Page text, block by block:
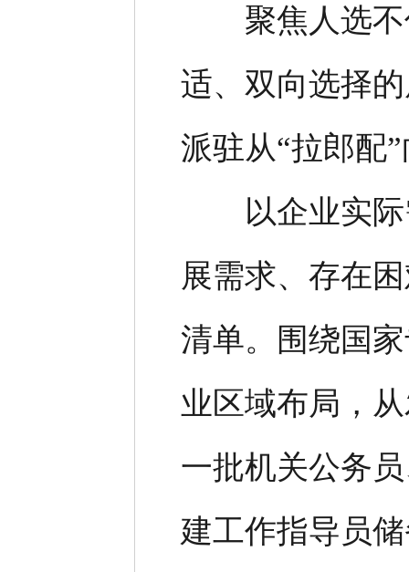
聚焦人选不
适、双向选择
派驻从“拉郎配
以企业实际
展需求、存在
清单。围绕国
业区域布局，
一批机关公务
建工作指导员